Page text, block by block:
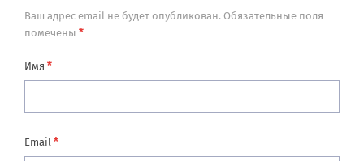
Ваш адрес email не будет опубликован. Обязательные поля
помечены *
Имя *
Email *